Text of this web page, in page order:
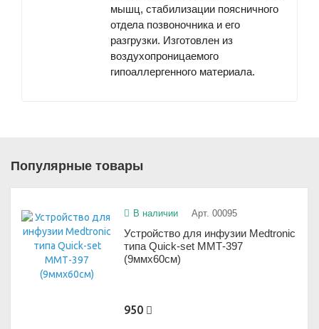
мышц, стабилизации поясничного
отдела позвоночника и его
разгрузки. Изготовлен из
воздухопроницаемого
гипоаллергенного материала.
Популярные товары
В наличии Арт. 00095
Устройство для инфузии Medtronic
типа Quick-set ММТ-397
(9ммx60см)
950